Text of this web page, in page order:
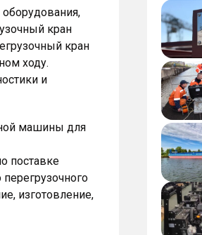
кран
кран
ходу.
и
машины для
поставке
изготовление,